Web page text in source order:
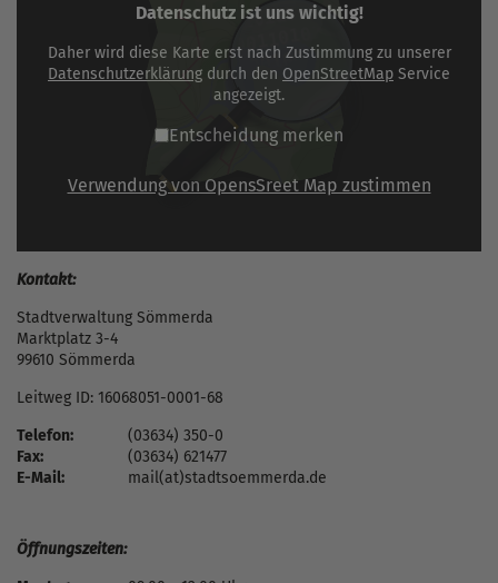
Datenschutz ist uns wichtig!
Daher wird diese Karte erst nach Zustimmung zu unserer
Datenschutzerklärung durch den OpenStreetMap Service
angezeigt.
Entscheidung merken
Verwendung von OpensSreet Map zustimmen
Kontakt:
Stadtverwaltung Sömmerda
Marktplatz 3-4
99610 Sömmerda
Leitweg ID: 16068051-0001-68
Telefon:
(03634) 350-0
Fax:
(03634) 621477
E-Mail:
mail(at)stadtsoemmerda.de
Öffnungszeiten: